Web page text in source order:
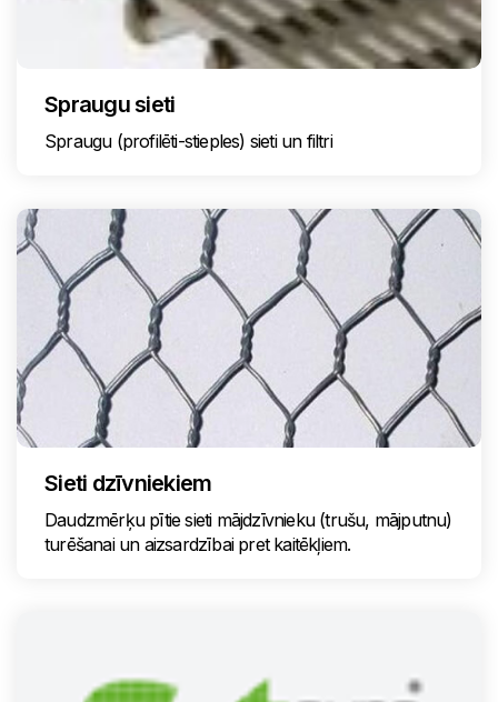
Spraugu sieti
Spraugu (profilēti-stieples) sieti un filtri
Sieti dzīvniekiem
Daudzmērķu pītie sieti mājdzīvnieku (trušu, mājputnu)
turēšanai un aizsardzībai pret kaitēkļiem.